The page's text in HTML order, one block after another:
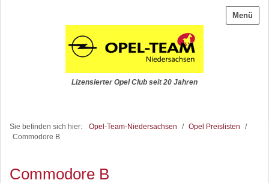
Menü
Lizensierter Opel Club seit 20 Jahren
Sie befinden sich hier: Opel-Team-Niedersachsen / Opel Preislisten
/
Commodore B
Commodore B